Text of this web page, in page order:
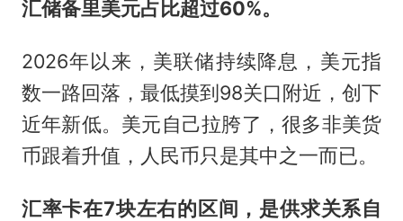
汇储备里美元占比超过60%。
2026年以来，美联储持续降息，美元指
数一路回落，最低摸到98关口附近，创下
近年新低。美元自己拉胯了，很多非美货
币跟着升值，人民币只是其中之一而已。
汇率卡在7块左右的区间，是供求关系自